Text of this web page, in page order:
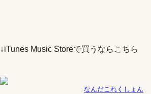
↓iTunes Music Storeで買うならこちら
なんだこれくしょん